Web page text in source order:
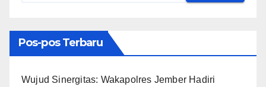
Pos-pos Terbaru
Wujud Sinergitas: Wakapolres Jember Hadiri